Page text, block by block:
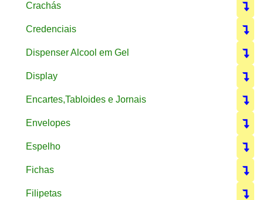
Crachás
Credenciais
Dispenser Alcool em Gel
Display
Encartes,Tabloides e Jornais
Envelopes
Espelho
Fichas
Filipetas